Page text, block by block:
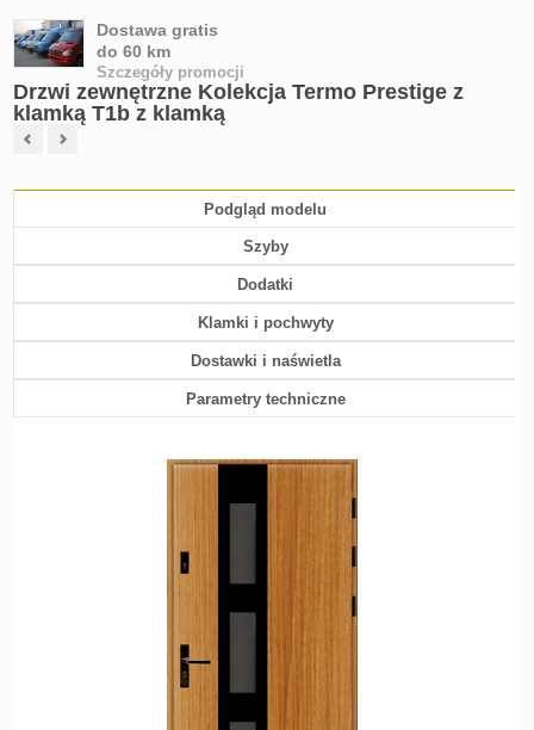
Dostawa gratis
do 60 km
Szczegóły promocji
Drzwi zewnętrzne Kolekcja Termo Prestige z
klamką T1b z klamką
Podgląd modelu
Szyby
Dodatki
Klamki i pochwyty
Dostawki i naświetla
Parametry techniczne